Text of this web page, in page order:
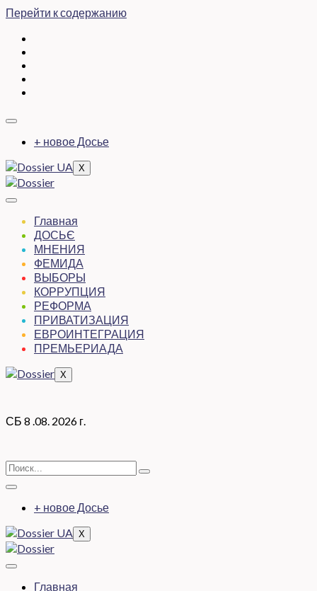
Перейти к содержанию
+ новое Досье
X
Главная
ДОСЬЄ
МНЕНИЯ
ФЕМИДА
ВЫБОРЫ
КОРРУПЦИЯ
РЕФОРМА
ПРИВАТИЗАЦИЯ
ЕВРОИНТЕГРАЦИЯ
ПРЕМЬЕРИАДА
X
СБ 8 .08. 2026 г.
+ новое Досье
X
Главная